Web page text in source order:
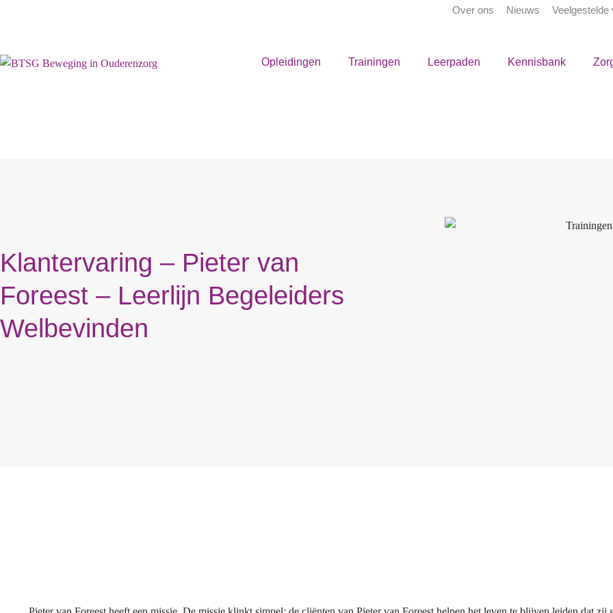
Over ons Nieuws Veelgestelde
Opleidingen Trainingen Leerpaden Kennisbank
Klantervaring – Pieter van
Foreest – Leerlijn Begeleiders
Welbevinden